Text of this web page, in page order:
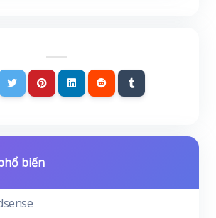
biến